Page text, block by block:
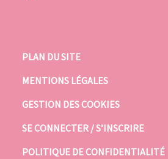
PLAN DU SITE
MENTIONS LÉGALES
GESTION DES COOKIES
SE CONNECTER / S’INSCRIRE
POLITIQUE DE CONFIDENTIALITÉ